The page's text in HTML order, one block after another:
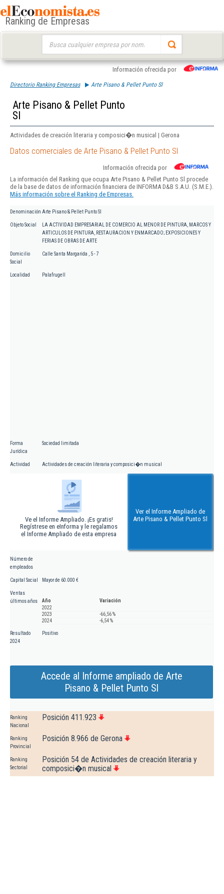
Ranking de Empresas
Información ofrecida por
Directorio Ranking Empresas Arte Pisano & Pellet Punto Sl
Arte Pisano & Pellet Punto
Sl
Actividades de creación literaria y composici�n musical | Gerona
Datos comerciales de Arte Pisano & Pellet Punto Sl
Información ofrecida por
La información del Ranking que ocupa Arte Pisano & Pellet Punto Sl procede
de la base de datos de información financiera de INFORMA D&B S.A.U. (S.M.E.).
Más información sobre el Ranking de Empresas.
Denominación Arte Pisano & Pellet Punto Sl
Objeto Social
LA ACTIVIDAD EMPRESARIAL DE COMERCIO AL MENOR DE PINTURA, MARCOS Y
ARTICULOS DE PINTURA, RESTAURACION Y ENMARCADO; EXPOSICIONES Y
FERIAS DE OBRAS DE ARTE
Domicilio
Social
Calle Santa Margarida , 5 - 7
Localidad Palafrugell
Forma
Jurídica
Sociedad limitada
Actividad Actividades de creación literaria y composici�n musical
Ve el Informe Ampliado. ¡Es gratis!
Regístrese en eInforma y le regalamos
el Informe Ampliado de esta empresa
Ver el Informe Ampliado de
Arte Pisano & Pellet Punto Sl
Número de
empleados
Capital Social Mayor de 60.000 €
Ventas
últimos años
Año
Variación
2022
2023
-66,56 %
2024
-6,54 %
Resultado
2024
Positivo
Accede al Informe ampliado de Arte
Pisano & Pellet Punto Sl
Ranking
Nacional
Posición 411.923
Ranking
Provincial
Posición 8.966 de Gerona
Ranking
Sectorial
Posición 54 de Actividades de creación literaria y
composici�n musical